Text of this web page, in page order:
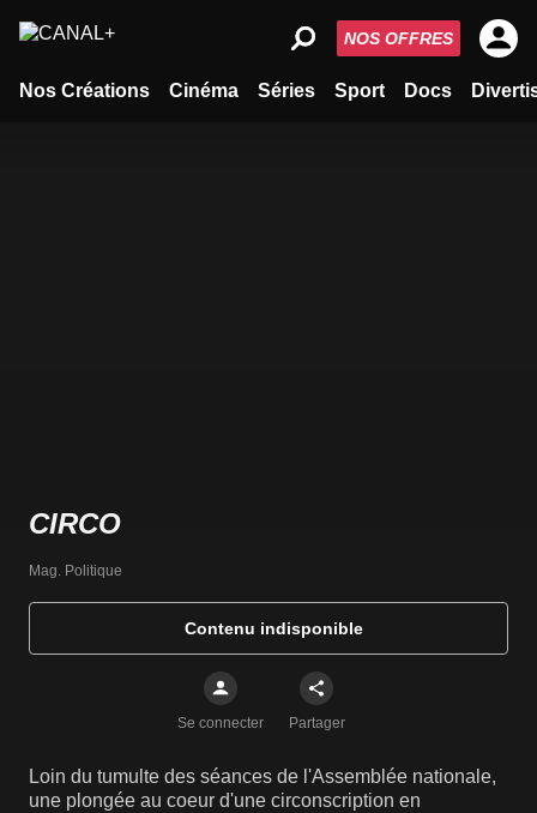
Nos Créations Cinéma Séries Sport Docs
NOS OFFRES
CIRCO
Mag. Politique
Contenu indisponible
Se connecter Partager
Loin du tumulte des séances de l'Assemblée nationale,
une plongée au coeur d'une circonscription en